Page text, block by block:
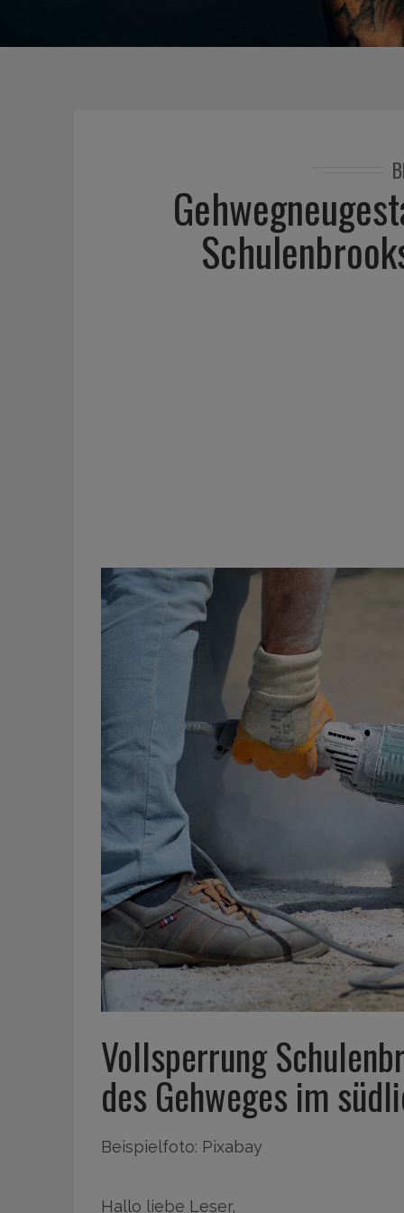
Vollsperrung
des Gehweges im
Beispielfoto: Pixabay
Hallo liebe Leser,